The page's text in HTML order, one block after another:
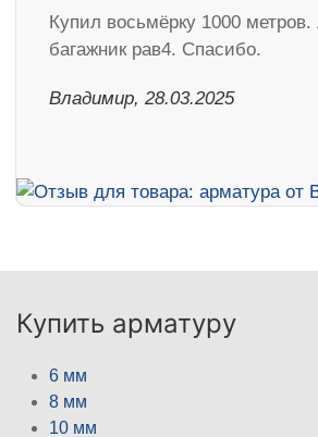
Купил восьмёрку 1000
багажник рав4. Спасибо.
Владимир, 28.03.2025
Купить арматуру
6 мм
8 мм
10 мм